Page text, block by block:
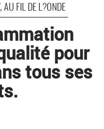
FIL DE L?ONDE
pour
tous ses